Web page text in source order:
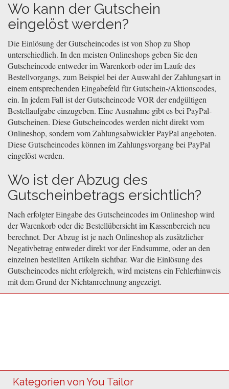
Wo kann der Gutschein
eingelöst werden?
Die Einlösung der Gutscheincodes ist von Shop zu Shop
unterschiedlich. In den meisten Onlineshops geben Sie den
Gutscheincode entweder im Warenkorb oder im Laufe des
Bestellvorgangs, zum Beispiel bei der Auswahl der Zahlungsart in
einem entsprechenden Eingabefeld für Gutschein-/Aktionscodes,
ein. In jedem Fall ist der Gutscheincode VOR der endgültigen
Bestellaufgabe einzugeben. Eine Ausnahme gibt es bei PayPal-
Gutscheinen. Diese Gutscheincodes werden nicht direkt vom
Onlineshop, sondern vom Zahlungsabwickler PayPal angeboten.
Diese Gutscheincodes können im Zahlungsvorgang bei PayPal
eingelöst werden.
Wo ist der Abzug des
Gutscheinbetrags ersichtlich?
Nach erfolgter Eingabe des Gutscheincodes im Onlineshop wird
der Warenkorb oder die Bestellübersicht im Kassenbereich neu
berechnet. Der Abzug ist je nach Onlineshop als zusätzlicher
Negativbetrag entweder direkt vor der Endsumme, oder an den
einzelnen bestellten Artikeln sichtbar. War die Einlösung des
Gutscheincodes nicht erfolgreich, wird meistens ein Fehlerhinweis
mit dem Grund der Nichtanrechnung angezeigt.
Kategorien von You Tailor